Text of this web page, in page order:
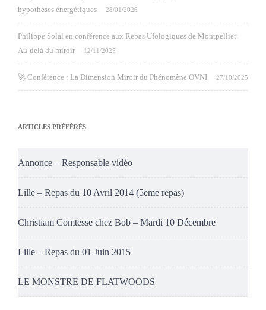
hypothèses énergétiques
28/01/2026
Philippe Solal en conférence aux Repas Ufologiques de Montpellier:
Au-delà du miroir
12/11/2025
🚀 Conférence : La Dimension Miroir du Phénomène OVNI 27/10/2025
ARTICLES PRÉFÉRÉS
Annonce – Responsable vidéo
Lille – Repas du 10 Avril 2014 (5eme repas)
Christiam Comtesse chez Bob – Mardi 10 Décembre
Lille – Repas du 01 Juin 2015
LE MONSTRE DE FLATWOODS